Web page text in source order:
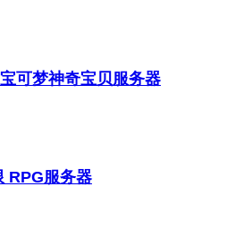
可梦神奇宝贝服务器
RPG服务器